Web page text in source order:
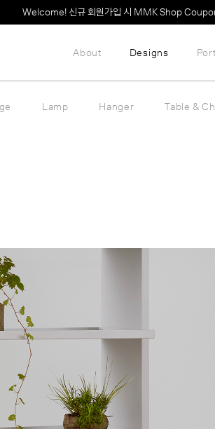
Welcome! 신규 회원가입 시 MMK Shop
About Designs
Lamp Hanger Table &